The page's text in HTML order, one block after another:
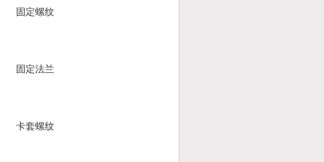
固定螺纹
固定法兰
卡套螺纹